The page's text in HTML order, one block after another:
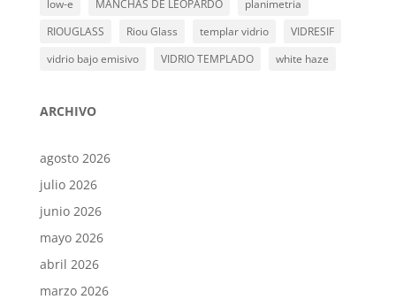
low-e
MANCHAS DE LEOPARDO
planimetria
RIOUGLASS
Riou Glass templar vidrio
VIDRESIF
vidrio bajo emisivo
VIDRIO TEMPLADO white haze
ARCHIVO
agosto 2026
julio 2026
junio 2026
mayo 2026
abril 2026
marzo 2026